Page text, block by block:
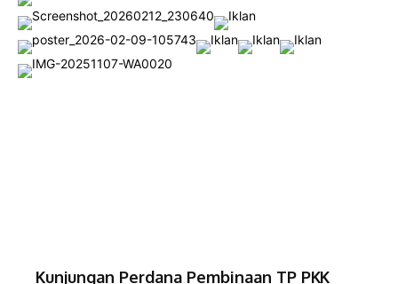
Kunjungan Perdana Pembinaan TP PKK